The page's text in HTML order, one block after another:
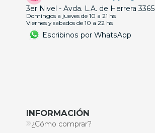
3er Nivel - Avda. L.A. de Herrera 3365
Domingos a jueves de 10 a 21 hs
Viernes y sabados de 10 a 22 hs
Escribinos por WhatsApp
INFORMACIÓN
¿Cómo comprar?